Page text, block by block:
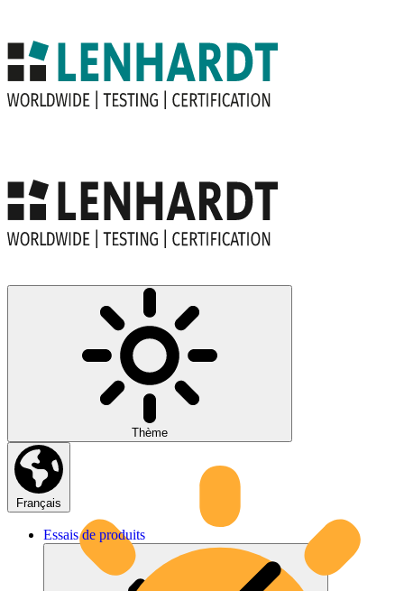
Thème
Français
Essais de produits